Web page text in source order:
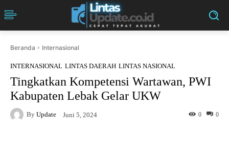
Beranda Internasional
INTERNASIONAL LINTAS DAERAH LINTAS NASIONAL
Tingkatkan Kompetensi Wartawan, PWI
Kabupaten Lebak Gelar UKW
By Update Juni 5, 2024 0
0